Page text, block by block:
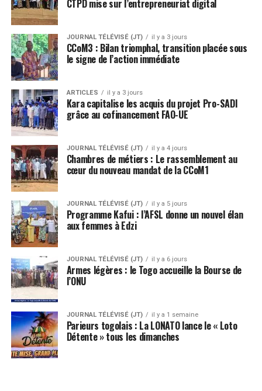
CTPD mise sur l’entrepreneuriat digital
JOURNAL TÉLÉVISÉ (JT) il y a 3 jours
CCoM3 : Bilan triomphal, transition placée sous
le signe de l’action immédiate
ARTICLES il y a 3 jours
Kara capitalise les acquis du projet Pro-SADI
grâce au cofinancement FAO-UE
JOURNAL TÉLÉVISÉ (JT) il y a 4 jours
Chambres de métiers : Le rassemblement au
cœur du nouveau mandat de la CCoM1
JOURNAL TÉLÉVISÉ (JT) il y a 5 jours
Programme Kafui : l’AFSL donne un nouvel élan
aux femmes à Edzi
JOURNAL TÉLÉVISÉ (JT) il y a 6 jours
Armes légères : le Togo accueille la Bourse de
l’ONU
JOURNAL TÉLÉVISÉ (JT) il y a 1 semaine
Parieurs togolais : La LONATO lance le « Loto
Détente » tous les dimanches